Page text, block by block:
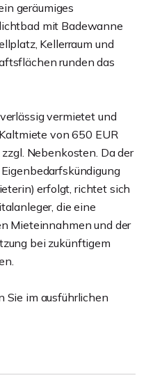
geräumiges
mit Badewanne
Kellerraum und
runden das
vermietet und
von 650 EUR
Nebenkosten. Da der
erfolgt, richtet sich
die eine
Mieteinnahmen und der
bei zukünftigem
Sie im ausführlichen